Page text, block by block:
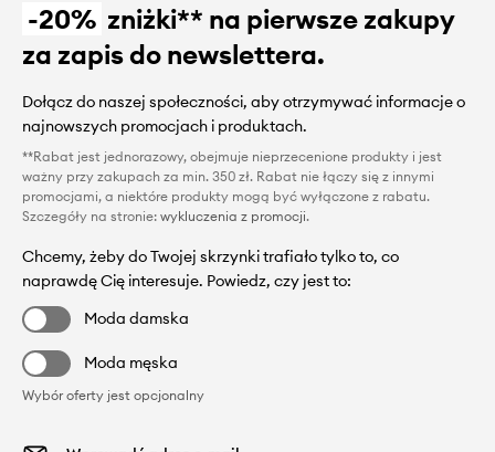
-20% zniżki** na pierwsze zakupy
za zapis do newslettera.
Dołącz do naszej społeczności, aby otrzymywać informacje o
najnowszych promocjach i produktach.
**Rabat jest jednorazowy, obejmuje nieprzecenione produkty i jest
ważny przy zakupach za min. 350 zł. Rabat nie łączy się z innymi
promocjami, a niektóre produkty mogą być wyłączone z rabatu.
Szczegóły na stronie: wykluczenia z promocji.
Chcemy, żeby do Twojej skrzynki trafiało tylko to, co
naprawdę Cię interesuje. Powiedz, czy jest to:
Moda damska
Moda męska
Wybór oferty jest opcjonalny